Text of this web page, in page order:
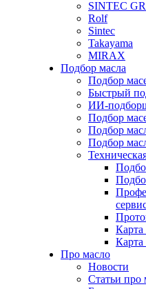
SINTEC
Rolf
Sintec
Takayama
MIRAX
Подбор масла
Подбор
Быстрый
ИИ-
Подбор
Подбор
Подбор
Карта
Про масло
Новости
Статьи про